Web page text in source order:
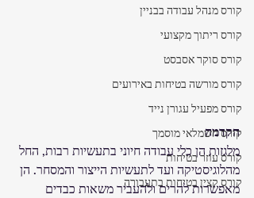
קורס מנהל עבודה בבניין
קורס ריתוך מקצועי
קורס סוקר אסבסט
קורס מורשה בטיחות באירועים
קורס מפעיל עגורן נייד
קורס חשמלאי מוסמך
קורס עוזר בטיחות
קורס קצין בטיחות בתעבורה
הקדמה
מלגזות הן כלי עבודה חיוני בתעשיות רבות, החל
מהלוגיסטיקה ועד לתעשיות הייצור והמסחר. הן
מאפשרות להרים ולהעביר משאות כבדים